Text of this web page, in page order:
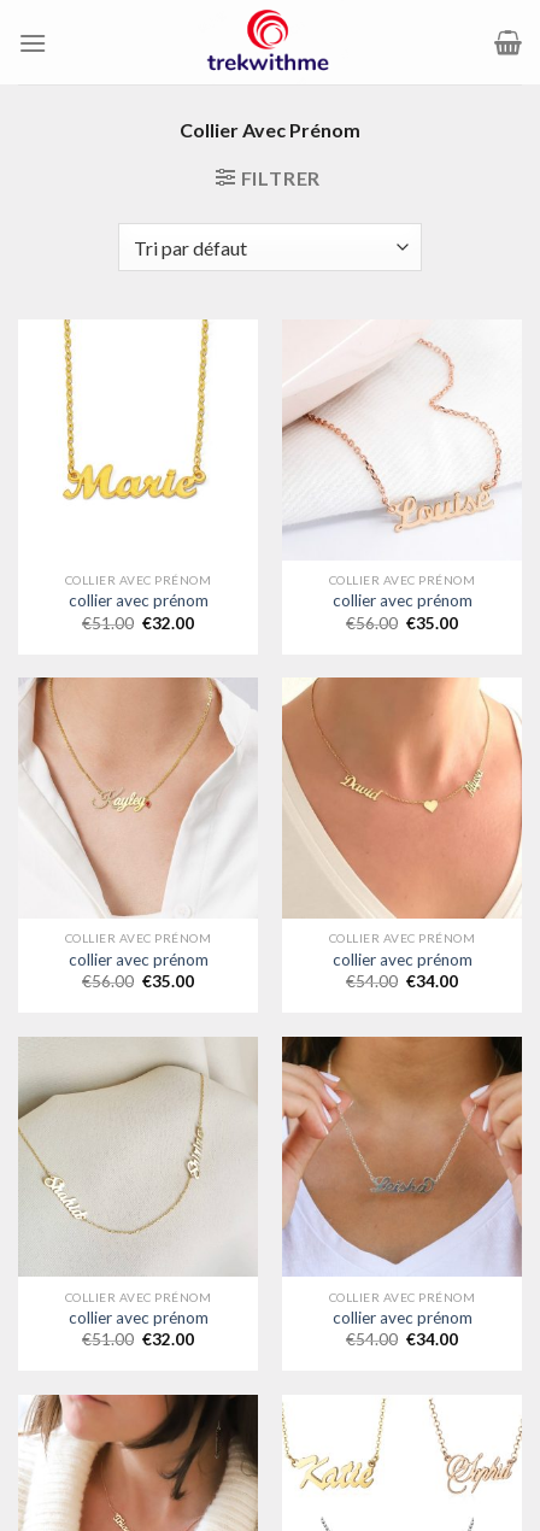
Collier Avec Prénom
FILTRER
COLLIER AVEC PRÉNOM
collier avec prénom
€51.00 €32.00
COLLIER AVEC PRÉNOM
collier avec prénom
€56.00 €35.00
COLLIER AVEC PRÉNOM
collier avec prénom
€56.00 €35.00
COLLIER AVEC PRÉNOM
collier avec prénom
€54.00 €34.00
COLLIER AVEC PRÉNOM
collier avec prénom
€51.00 €32.00
COLLIER AVEC PRÉNOM
collier avec prénom
€54.00 €34.00